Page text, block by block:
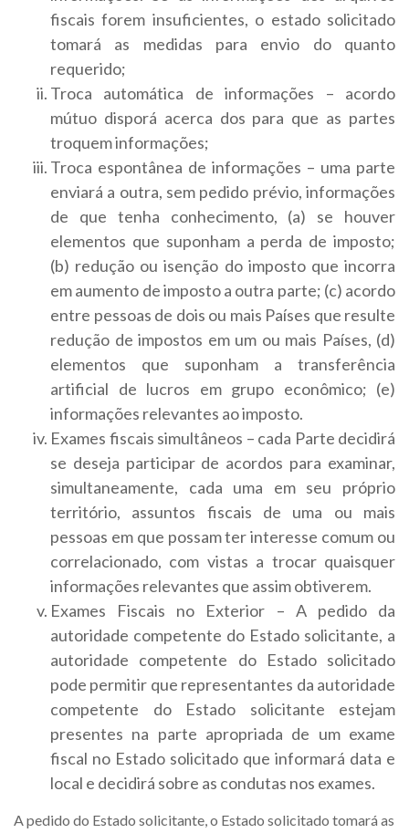
fiscais forem insuficientes, o estado solicitado
tomará as medidas para envio do quanto
requerido;
Troca automática de informações – acordo
mútuo disporá acerca dos para que as partes
troquem informações;
Troca espontânea de informações – uma parte
enviará a outra, sem pedido prévio, informações
de que tenha conhecimento, (a) se houver
elementos que suponham a perda de imposto;
(b) redução ou isenção do imposto que incorra
em aumento de imposto a outra parte; (c) acordo
entre pessoas de dois ou mais Países que resulte
redução de impostos em um ou mais Países, (d)
elementos que suponham a transferência
artificial de lucros em grupo econômico; (e)
informações relevantes ao imposto.
Exames fiscais simultâneos – cada Parte decidirá
se deseja participar de acordos para examinar,
simultaneamente, cada uma em seu próprio
território, assuntos fiscais de uma ou mais
pessoas em que possam ter interesse comum ou
correlacionado, com vistas a trocar quaisquer
informações relevantes que assim obtiverem.
Exames Fiscais no Exterior – A pedido da
autoridade competente do Estado solicitante, a
autoridade competente do Estado solicitado
pode permitir que representantes da autoridade
competente do Estado solicitante estejam
presentes na parte apropriada de um exame
fiscal no Estado solicitado que informará data e
local e decidirá sobre as condutas nos exames.
A pedido do Estado solicitante, o Estado solicitado tomará as